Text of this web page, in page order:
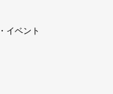
イベント